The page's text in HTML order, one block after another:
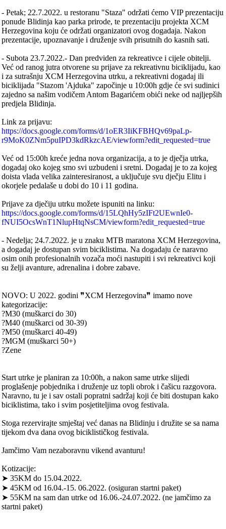
- Petak; 22.7.2022. u restoranu "Staza" održati ćemo VIP prezentaciju
ponude Blidinja kao parka prirode, te prezentaciju projekta XCM
Herzegovina koju će održati organizatori ovog dogadaja. Nakon
prezentacije, upoznavanje i druženje svih prisutnih do kasnih sati.
- Subota 23.7.2022.- Dan predviden za rekreativce i cijele obitelji.
Već od ranog jutra otvorene su prijave za rekreativnu biciklijadu, kao
i za sutrašnju XCM Herzegovina utrku, a rekreativni dogadaj ili
biciklijada "Stazom 'Ajduka" započinje u 10:00h gdje će svi sudinici
zajedno sa našim vodičem Antom Bagarićem obići neke od najljepših
predjela Blidinja.
Link za prijavu:
https://docs.google.com/forms/d/1oER3IiKFBHQv69paLp-
r9MoK0ZNm5puIPD3kdRkzcAE/viewform?edit_requested=true
Već od 15:00h kreće jedna nova organizacija, a to je dječja utrka,
dogadaj oko kojeg smo svi uzbudeni i sretni. Dogadaj je to za kojeg
doista vlada velika zainteresiranost, a uključuje svu dječju Elitu i
okorjele pedalaše u dobi do 10 i 11 godina.
Prijave za dječiju utrku možete ispuniti na linku:
https://docs.google.com/forms/d/15LQhHy5zIFt2UEwnIe0-
fNUI5OcsWnT1NlupHtqNsCM/viewform?edit_requested=true
- Nedelja; 24.7.2022. je u znaku MTB maratona XCM Herzegovina,
a dogadaj je dostupan svim biciklistima. Na dogadaju će naravno
osim onih profesionalnih vozača moći nastupiti i svi rekreativci koji
su želji avanture, adrenalina i dobre zabave.
NOVO: U 2022. godini ❞XCM Herzegovina❞ imamo nove
kategorizacije:
?M30 (muškarci do 30)
?M40 (muškarci od 30-39)
?M50 (muškarci 40-49)
?MGM (muškarci 50+)
?Zene
Start utrke je planiran za 10:00h, a nakon same utrke slijedi
proglašenje pobjednika i druženje uz topli obrok i čašicu razgovora.
Naravno, tu je i sav ostali popratni sadržaj koji će biti dostupan kako
biciklistima, tako i svim posjetiteljima ovog festivala.
Stoga rezervirajte smještaj već danas na Blidinju i družite se sa nama
tijekom dva dana ovog biciklističkog festivala.
Jamčimo Vam nezaboravnu vikend avanturu!
Kotizacije:
➤ 35KM do 15.04.2022.
➤ 45KM od 16.04.-15. 06.2022. (osiguran startni paket)
➤ 55KM na sam dan utrke od 16.06.-24.07.2022. (ne jamčimo za
startni paket)